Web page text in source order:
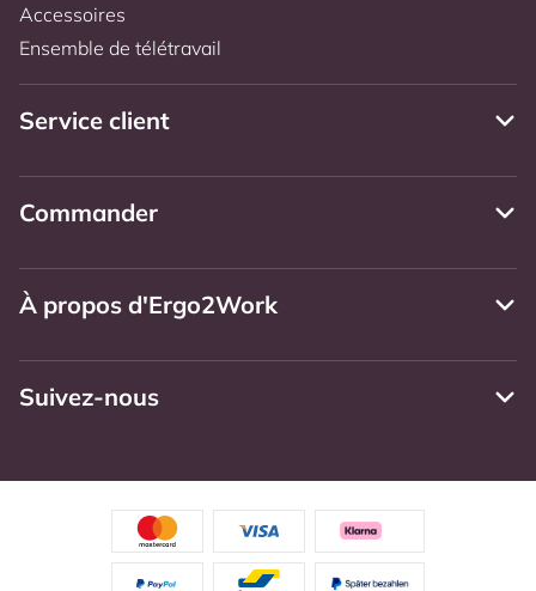
Accessoires
Ensemble de télétravail
Service client
Commander
À propos d'Ergo2Work
Suivez-nous